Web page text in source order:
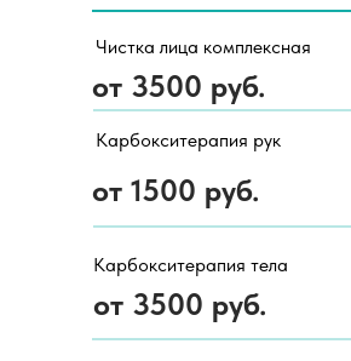
Чистка лица комплексная
Карбокситерапия рук
Карбокситерапия тела
от 3500 руб.
от 1500 руб.
от 3500 руб.